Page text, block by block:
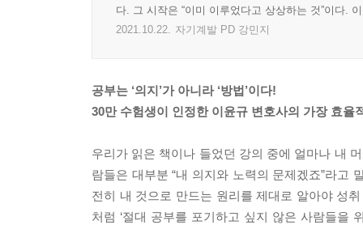
다. 그 시작은 “이미 이루었다고 상상하는 것”이다.
2021.10.22. 자기계발 PD 강민지
공부는 ‘의지’가 아니라 ‘방법’이다!
30만 수험생이 인정한 이윤규 변호사의 가장 효율
우리가 읽은 책이나 들었던 강의 중에 얼마나 내
람들은 대부분 “내 의지와 노력의 문제겠죠”라고
전히 내 것으로 만드는 원리를 제대로 알아야 성
처럼 ‘절대 공부를 포기하고 싶지 않은 사람들을